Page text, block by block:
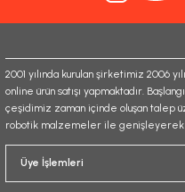
2001 yılında kurulan şirketimiz 2006
online ürün satışı yapmaktadır.
çeşidimiz zaman içinde oluşan talep
robotik malzemeler ile
Üye İşlemleri